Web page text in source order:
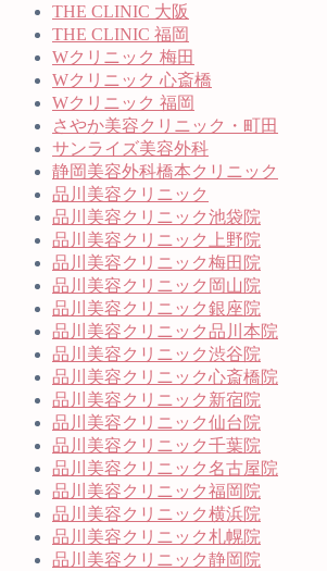
THE CLINIC 大阪
THE CLINIC 福岡
Wクリニック 梅田
Wクリニック 心斎橋
Wクリニック 福岡
さやか美容クリニック・町田
サンライズ美容外科
静岡美容外科橋本クリニック
品川美容クリニック
品川美容クリニック池袋院
品川美容クリニック上野院
品川美容クリニック梅田院
品川美容クリニック岡山院
品川美容クリニック銀座院
品川美容クリニック品川本院
品川美容クリニック渋谷院
品川美容クリニック心斎橋院
品川美容クリニック新宿院
品川美容クリニック仙台院
品川美容クリニック千葉院
品川美容クリニック名古屋院
品川美容クリニック福岡院
品川美容クリニック横浜院
品川美容クリニック札幌院
品川美容クリニック静岡院